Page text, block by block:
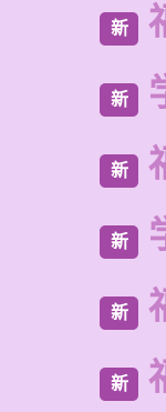
新
新
新
新
新
新